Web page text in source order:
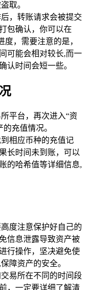
取。
，转账请求会被提交
包确认，你可以在
度，需要注意的是，
可能会相对较长,而一
认时间会短一些。
平台，再次进入“资
充值情况。
相应币种的充值记
长时间未到账，可以
的哈希值等详细信息,
度注意保护好自己的
信息泄露导致资产被
行操作，坚决避免使
障资产的安全。
易所在不同的时间段
，一定要详细了解清